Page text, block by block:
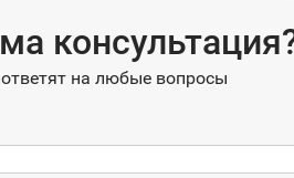
на любые вопросы